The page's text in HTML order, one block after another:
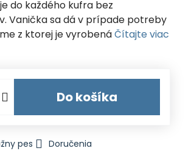
do každého kufra bez
Vanička sa dá v prípade potreby
z ktorej je vyrobenáČítajte viac
Do košíka
pes
Doručenia